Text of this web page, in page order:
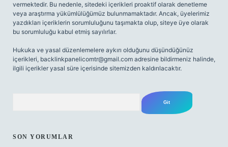
vermektedir. Bu nedenle, sitedeki içerikleri proaktif olarak denetleme
veya araştırma yükümlülüğümüz bulunmamaktadır. Ancak, üyelerimiz
yazdıkları içeriklerin sorumluluğunu taşımakta olup, siteye üye olarak
bu sorumluluğu kabul etmiş sayılırlar.
Hukuka ve yasal düzenlemelere aykırı olduğunu düşündüğünüz
içerikleri, backlinkpanelicomtr@gmail.com adresine bildirmeniz halinde,
ilgili içerikler yasal süre içerisinde sitemizden kaldırılacaktır.
SON YORUMLAR